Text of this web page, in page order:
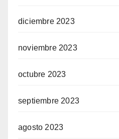
diciembre 2023
noviembre 2023
octubre 2023
septiembre 2023
agosto 2023